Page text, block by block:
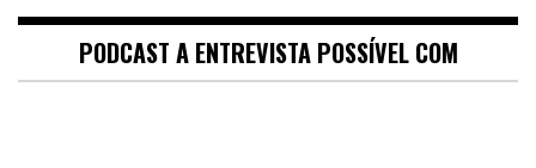
PODCAST A ENTREVISTA POSSÍVEL COM